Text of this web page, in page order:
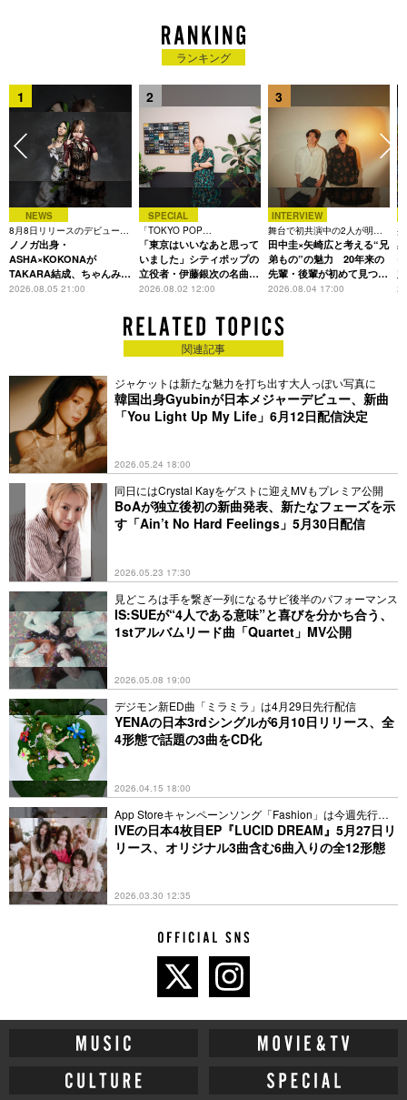
ビューシングル「ELEVEN -Japanese ver.-」が2022年10月22
日付オリコンデイリーランキング1位を獲得。同年末には「第
73回NHK紅白歌合戦」に出場。2023年2月に開催された日本で
初の単独ファンコンサートでは57,000枚のチケットが即日完売
し、その圧巻のパフォーマンスと多彩な魅力に集まったファン
は大歓声の連続となった。
同年4月10日に韓国1st アルバム『I’ve IVE』をリリース。アル
バムから、3月27日には「Kitsch」、4月10日には「I AM」の
Music Videoを公開。世界中のチャートを席巻し、大きな話題
に。
5月31日には日本1st EP『WAVE』をリリース。自身初のオリ
コン週間アルバムランキング1位を獲得。
10月7日と8日には韓国にて単独コンサートを大盛況のうちに終
わらせ、IVE初となるワールドツアーをスタート。日本では、
横浜、福岡、大阪にて開催。全6公演で約78,000人を魅了し
また、ワールドツアー開始直後の10月13日に韓国でリリースさ
れた1st EP『I’VE MINE』はCD売上が188万枚を突破してミリ
なる“パーフェクトオールキル”(全配信サイトのリアルタイム、
デイリー、ウィークリーのチャートで同時に1位を獲得するこ
と)を達成。
12月3日に開催された「MELON MUSIC AWARDS 2023」では2
年連続大賞受賞となる「最優秀アルバム賞」（『I’ve IVE』）
をはじめ三冠に輝いた。
2024年、4月に韓国2nd EP『IVE SWITCH』をリリース。前作
『I‘VE MINE』を上回るIVE史上最高初日売上を更新し、発売3
日目にしてミリオンセラーを達成。
同4月には約11か月ぶりとなる日本オリジナル曲「Will」がテレ
ビアニメ『ポケットモンスター』のオープニングテーマとして
起用され、配信スタート。
8月にはSUMMER SONIC 2024に初出演。大阪で最大の「AIR
STAGE」に登場、そして東京では「PACIFIC STAGE」で大ト
リを務め、入場規制がかかった。
2024年8月28日、約1年3か月ぶりの日本盤EP『ALIVE』をリリ
ースした。Billboard JAPAN週間アルバム・セールス・チャー
ト“Top Albums Sales”で1位を獲得し、8週連続でオリコン週間
ランキング10位以内にランクインし続けた。
9月4日(水)・5日(木)には、世界19カ国を巡るワールドツアー・
IVE THE 1ST WORLD TOUR ‘SHOW WHAT I HAVE’のファイ
ナル公演として初の東京ドーム公演を実施。2日間で9万5800
人を動員。
2025年2月には韓国3rd EP『IVE EMPATHY』をリリース。韓
国の音楽番組ではタイトル曲「REBEL HEART」で11冠、
「ATTITUDE」で4冠を達成する快挙となった。
4月から日本４都市を周るファンコンサート・アリーナツアー
「2025 IVE FAN CONCERTIN JAPAN」を開催。全11公演に
7月には日本3作目となるEP『Be Alright』をリリース。
2025/8/11付オリコン週間アルバムランキングで1位を獲得。続
けて同日付オリコン週間合算アルバムランキングも1位を獲得
し、2冠となった。また、週間ポイントでも自己最高を記録
し、海外⼥性アーティスト今年度最高週間ポイントを記録とい
う輝かしい記録を打ち立てた。
国カムバックを果たし、韓国の音楽番組で通算70冠という新た
ランキング
1
NEWS
8月8日リリースのデビュー曲
は「Time is money」
ノノガ出身・
ASHA×KOKONAが
TAKARA結成、ちゃんみな
主宰レーベル第2弾アーテ
2026.08.05 21:00
2
SPECIAL
「TOKYO POP
CHRONICLE」特集
「東京はいいなあと思って
いました」シティポップの
立役者・伊藤銀次の名曲回
想録
2026.08.02 12:00
3
INTERVIEW
舞台で初共演中の2人が明か
す、今の自分をつくる恩人の
存在
田中圭×矢崎広と考える“兄
弟もの”の魅力 20年来の
先輩・後輩が初めて見つけ
た互いの共通点とは
2026.08.04 17:00
関連記事
ジャケットは新たな魅力を打ち出す大人っぽい写真に
韓国出身Gyubinが日本メジャーデビュー、新曲
「You Light Up My Life」6月12日配信決定
2026.05.24 18:00
同日にはCrystal Kayをゲストに迎えMVもプレミア公開
BoAが独立後初の新曲発表、新たなフェーズを示
す「Ain’t No Hard Feelings」5月30日配信
2026.05.23 17:30
見どころは手を繋ぎ一列になるサビ後半のパフォーマンス
IS:SUEが“4人である意味”と喜びを分かち合う、
1stアルバムリード曲「Quartet」MV公開
2026.05.08 19:00
デジモン新ED曲「ミラミラ」は4月29日先行配信
YENAの日本3rdシングルが6月10日リリース、全
4形態で話題の3曲をCD化
2026.04.15 18:00
App Storeキャンペーンソング「Fashion」は今週先行配
信
IVEの日本4枚目EP『LUCID DREAM』5月27日リ
リース、オリジナル3曲含む6曲入りの全12形態
2026.03.30 12:35